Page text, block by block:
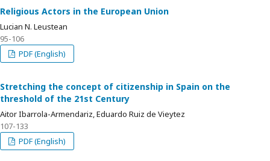
Religious Actors in the European Union
Lucian N. Leustean
95-106
PDF (English)
Stretching the concept of citizenship in Spain on the
threshold of the 21st Century
Aitor Ibarrola-Armendariz, Eduardo Ruiz de Vieytez
107-133
PDF (English)